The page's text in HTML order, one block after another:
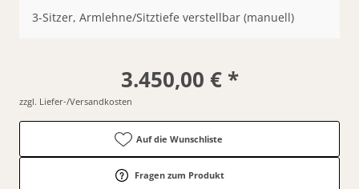
3-Sitzer, Armlehne/Sitztiefe verstellbar (manuell)
3.450,00 € *
zzgl. Liefer-/Versandkosten
Auf die Wunschliste
Fragen zum Produkt